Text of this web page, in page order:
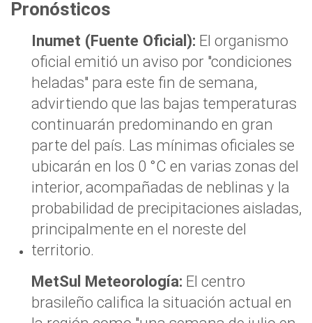
Pronósticos
Inumet (Fuente Oficial): El organismo
oficial emitió un aviso por "condiciones
heladas" para este fin de semana,
advirtiendo que las bajas temperaturas
continuarán predominando en gran
parte del país. Las mínimas oficiales se
ubicarán en los 0 °C en varias zonas del
interior, acompañadas de neblinas y la
probabilidad de precipitaciones aisladas,
principalmente en el noreste del
territorio.
MetSul Meteorología: El centro
brasileño califica la situación actual en